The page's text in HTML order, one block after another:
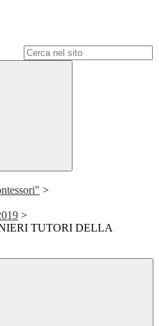
>
>
TUTORI DELLA